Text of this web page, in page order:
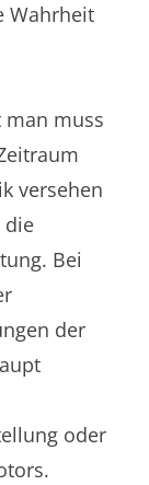
Wahrheit
man muss
versehen
die
Bei
der
oder